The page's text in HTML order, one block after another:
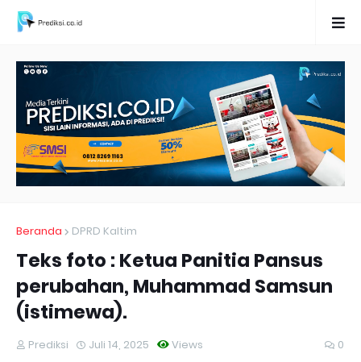
Beranda DPRD Kaltim
Teks foto : Ketua Panitia Pansus
perubahan, Muhammad Samsun
(istimewa).
Prediksi Views
Juli 14, 2025 0